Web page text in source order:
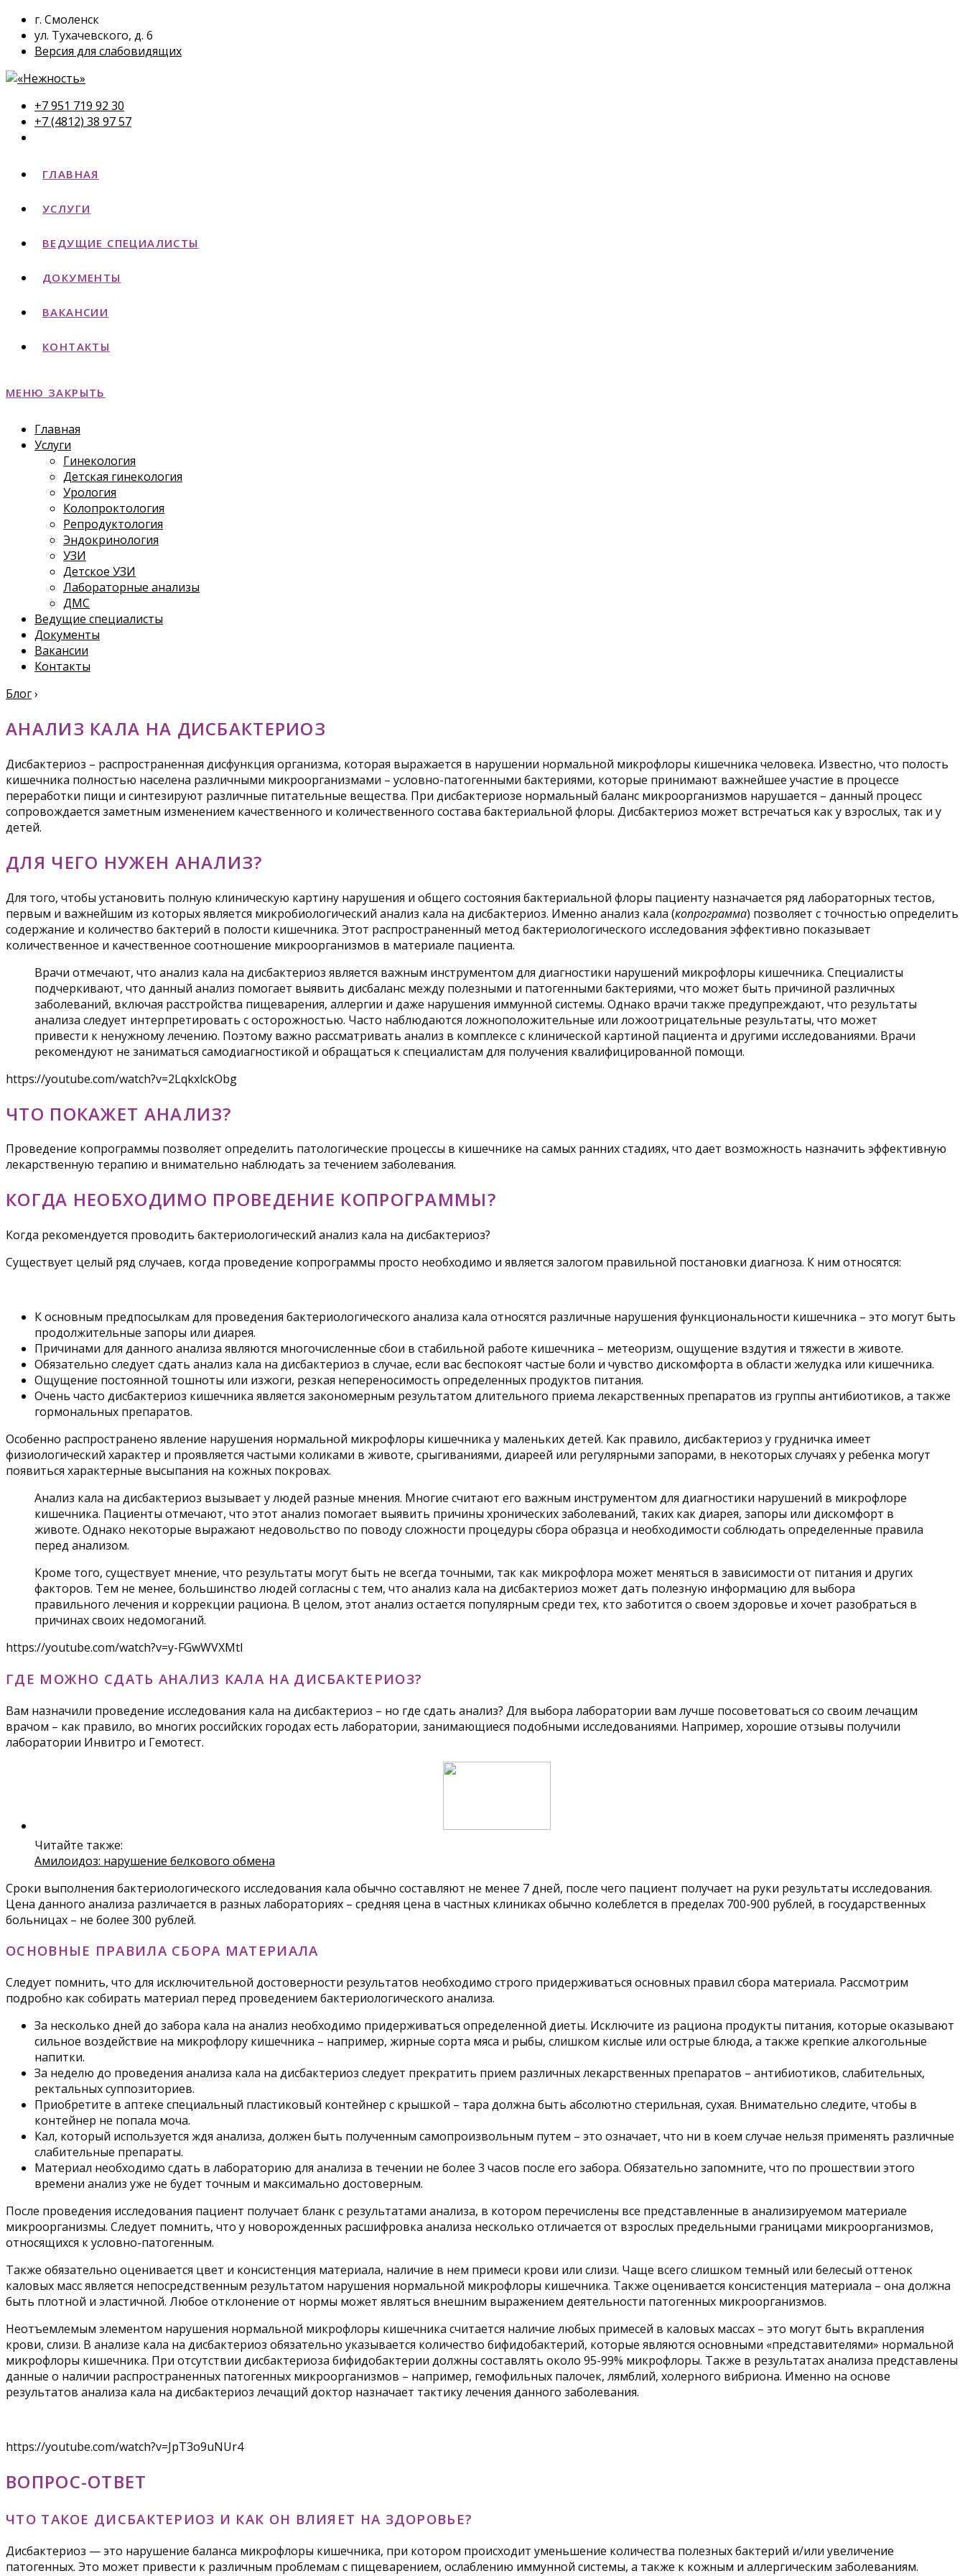
г. Смоленск
ул. Тухачевского, д. 6
Версия для слабовидящих
+7 951 719 92 30
+7 (4812) 38 97 57
ГЛАВНАЯ
УСЛУГИ
ВЕДУЩИЕ СПЕЦИАЛИСТЫ
ДОКУМЕНТЫ
ВАКАНСИИ
КОНТАКТЫ
МЕНЮ ЗАКРЫТЬ
Главная
Услуги
Гинекология
Детская гинекология
Урология
Колопроктология
Репродуктология
Эндокринология
УЗИ
Детское УЗИ
Лабораторные анализы
ДМС
Ведущие специалисты
Документы
Вакансии
Контакты
Блог›
АНАЛИЗ КАЛА НА ДИСБАКТЕРИОЗ
Дисбактериоз – распространенная дисфункция организма, которая выражается в нарушении нормальной микрофлоры кишечника человека. Известно, что полость
кишечника полностью населена различными микроорганизмами – условно-патогенными бактериями, которые принимают важнейшее участие в процессе
переработки пищи и синтезируют различные питательные вещества. При дисбактериозе нормальный баланс микроорганизмов нарушается – данный процесс
сопровождается заметным изменением качественного и количественного состава бактериальной флоры. Дисбактериоз может встречаться как у взрослых, так и у
детей.
ДЛЯ ЧЕГО НУЖЕН АНАЛИЗ?
Для того, чтобы установить полную клиническую картину нарушения и общего состояния бактериальной флоры пациенту назначается ряд лабораторных тестов,
первым и важнейшим из которых является микробиологический анализ кала на дисбактериоз. Именно анализ кала (копрограмма) позволяет с точностью определить
содержание и количество бактерий в полости кишечника. Этот распространенный метод бактериологического исследования эффективно показывает
количественное и качественное соотношение микроорганизмов в материале пациента.
Врачи отмечают, что анализ кала на дисбактериоз является важным инструментом для диагностики нарушений микрофлоры кишечника. Специалисты
подчеркивают, что данный анализ помогает выявить дисбаланс между полезными и патогенными бактериями, что может быть причиной различных
заболеваний, включая расстройства пищеварения, аллергии и даже нарушения иммунной системы. Однако врачи также предупреждают, что результаты
анализа следует интерпретировать с осторожностью. Часто наблюдаются ложноположительные или ложоотрицательные результаты, что может
привести к ненужному лечению. Поэтому важно рассматривать анализ в комплексе с клинической картиной пациента и другими исследованиями. Врачи
рекомендуют не заниматься самодиагностикой и обращаться к специалистам для получения квалифицированной помощи.
https://youtube.com/watch?v=2LqkxlckObg
ЧТО ПОКАЖЕТ АНАЛИЗ?
Проведение копрограммы позволяет определить патологические процессы в кишечнике на самых ранних стадиях, что дает возможность назначить эффективную
лекарственную терапию и внимательно наблюдать за течением заболевания.
КОГДА НЕОБХОДИМО ПРОВЕДЕНИЕ КОПРОГРАММЫ?
Когда рекомендуется проводить бактериологический анализ кала на дисбактериоз?
Существует целый ряд случаев, когда проведение копрограммы просто необходимо и является залогом правильной постановки диагноза. К ним относятся:
К основным предпосылкам для проведения бактериологического анализа кала относятся различные нарушения функциональности кишечника – это могут быть
продолжительные запоры или диарея.
Причинами для данного анализа являются многочисленные сбои в стабильной работе кишечника – метеоризм, ощущение вздутия и тяжести в животе.
Обязательно следует сдать анализ кала на дисбактериоз в случае, если вас беспокоят частые боли и чувство дискомфорта в области желудка или кишечника.
Ощущение постоянной тошноты или изжоги, резкая непереносимость определенных продуктов питания.
Очень часто дисбактериоз кишечника является закономерным результатом длительного приема лекарственных препаратов из группы антибиотиков, а также
гормональных препаратов.
Особенно распространено явление нарушения нормальной микрофлоры кишечника у маленьких детей. Как правило, дисбактериоз у грудничка имеет
физиологический характер и проявляется частыми коликами в животе, срыгиваниями, диареей или регулярными запорами, в некоторых случаях у ребенка могут
появиться характерные высыпания на кожных покровах.
Анализ кала на дисбактериоз вызывает у людей разные мнения. Многие считают его важным инструментом для диагностики нарушений в микрофлоре
кишечника. Пациенты отмечают, что этот анализ помогает выявить причины хронических заболеваний, таких как диарея, запоры или дискомфорт в
животе. Однако некоторые выражают недовольство по поводу сложности процедуры сбора образца и необходимости соблюдать определенные правила
перед анализом.
Кроме того, существует мнение, что результаты могут быть не всегда точными, так как микрофлора может меняться в зависимости от питания и других
факторов. Тем не менее, большинство людей согласны с тем, что анализ кала на дисбактериоз может дать полезную информацию для выбора
правильного лечения и коррекции рациона. В целом, этот анализ остается популярным среди тех, кто заботится о своем здоровье и хочет разобраться в
причинах своих недомоганий.
https://youtube.com/watch?v=y-FGwWVXMtI
ГДЕ МОЖНО СДАТЬ АНАЛИЗ КАЛА НА ДИСБАКТЕРИОЗ?
Вам назначили проведение исследования кала на дисбактериоз – но где сдать анализ? Для выбора лаборатории вам лучше посоветоваться со своим лечащим
врачом – как правило, во многих российских городах есть лаборатории, занимающиеся подобными исследованиями. Например, хорошие отзывы получили
лаборатории Инвитро и Гемотест.
Читайте также:
Амилоидоз: нарушение белкового обмена
Сроки выполнения бактериологического исследования кала обычно составляют не менее 7 дней, после чего пациент получает на руки результаты исследования.
Цена данного анализа различается в разных лабораториях – средняя цена в частных клиниках обычно колеблется в пределах 700-900 рублей, в государственных
больницах – не более 300 рублей.
ОСНОВНЫЕ ПРАВИЛА СБОРА МАТЕРИАЛА
Следует помнить, что для исключительной достоверности результатов необходимо строго придерживаться основных правил сбора материала. Рассмотрим
подробно как собирать материал перед проведением бактериологического анализа.
За несколько дней до забора кала на анализ необходимо придерживаться определенной диеты. Исключите из рациона продукты питания, которые оказывают
сильное воздействие на микрофлору кишечника – например, жирные сорта мяса и рыбы, слишком кислые или острые блюда, а также крепкие алкогольные
напитки.
За неделю до проведения анализа кала на дисбактериоз следует прекратить прием различных лекарственных препаратов – антибиотиков, слабительных,
ректальных суппозиториев.
Приобретите в аптеке специальный пластиковый контейнер с крышкой – тара должна быть абсолютно стерильная, сухая. Внимательно следите, чтобы в
контейнер не попала моча.
Кал, который используется ждя анализа, должен быть полученным самопроизвольным путем – это означает, что ни в коем случае нельзя применять различные
слабительные препараты.
Материал необходимо сдать в лабораторию для анализа в течении не более 3 часов после его забора. Обязательно запомните, что по прошествии этого
времени анализ уже не будет точным и максимально достоверным.
После проведения исследования пациент получает бланк с результатами анализа, в котором перечислены все представленные в анализируемом материале
микроорганизмы. Следует помнить, что у новорожденных расшифровка анализа несколько отличается от взрослых предельными границами микроорганизмов,
относящихся к условно-патогенным.
Также обязательно оценивается цвет и консистенция материала, наличие в нем примеси крови или слизи. Чаще всего слишком темный или белесый оттенок
каловых масс является непосредственным результатом нарушения нормальной микрофлоры кишечника. Также оценивается консистенция материала – она должна
быть плотной и эластичной. Любое отклонение от нормы может являться внешним выражением деятельности патогенных микроорганизмов.
Неотъемлемым элементом нарушения нормальной микрофлоры кишечника считается наличие любых примесей в каловых массах – это могут быть вкрапления
крови, слизи. В анализе кала на дисбактериоз обязательно указывается количество бифидобактерий, которые являются основными «представителями» нормальной
микрофлоры кишечника. При отсутствии дисбактериоза бифидобактерии должны составлять около 95-99% микрофлоры. Также в результатах анализа представлены
данные о наличии распространенных патогенных микроорганизмов – например, гемофильных палочек, лямблий, холерного вибриона. Именно на основе
результатов анализа кала на дисбактериоз лечащий доктор назначает тактику лечения данного заболевания.
https://youtube.com/watch?v=JpT3o9uNUr4
ВОПРОС-ОТВЕТ
ЧТО ТАКОЕ ДИСБАКТЕРИОЗ И КАК ОН ВЛИЯЕТ НА ЗДОРОВЬЕ?
Дисбактериоз — это нарушение баланса микрофлоры кишечника, при котором происходит уменьшение количества полезных бактерий и/или увеличение
патогенных. Это может привести к различным проблемам с пищеварением, ослаблению иммунной системы, а также к кожным и аллергическим заболеваниям.